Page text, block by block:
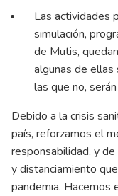
Las actividades
simulación,
de Mutis,
algunas de
las que no,
Debido a la crisis
país, reforzamos el
responsabilidad, y
y distanciamiento
pandemia. Hacemos